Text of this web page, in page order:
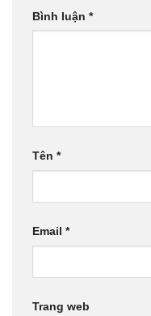
Bình luận *
Tên *
Email *
Trang web